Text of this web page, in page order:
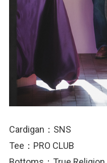
Cardigan：SNS
Tee：PRO CLUB